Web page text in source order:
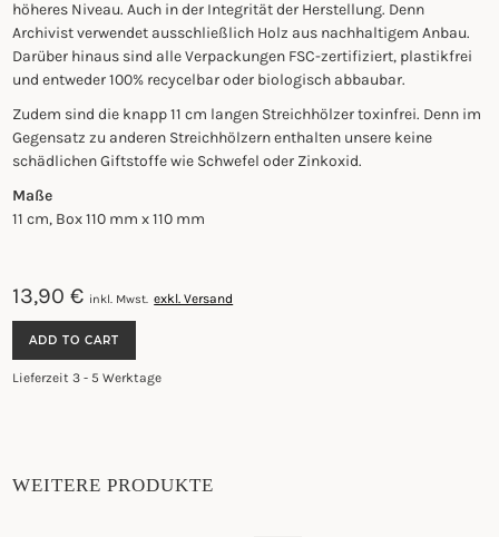
13,90€ inkl. Mwst. exkl. Versand
Lieferzeit 3 - 5 Werktage
MATCHBOX
-
GREAT
ADD TO CART
höheres Niveau. Auch in der Integrität der Herstellung. Denn
Archivist verwendet ausschließlich Holz aus nachhaltigem Anbau.
Darüber hinaus sind alle Verpackungen FSC-zertifiziert, plastikfrei
und entweder 100% recycelbar oder biologisch abbaubar.
Zudem sind die knapp 11 cm langen Streichhölzer toxinfrei. Denn im
Gegensatz zu anderen Streichhölzern enthalten unsere keine
schädlichen Giftstoffe wie Schwefel oder Zinkoxid.
Maße
11 cm, Box 110 mm x 110 mm
WEITERE PRODUKTE